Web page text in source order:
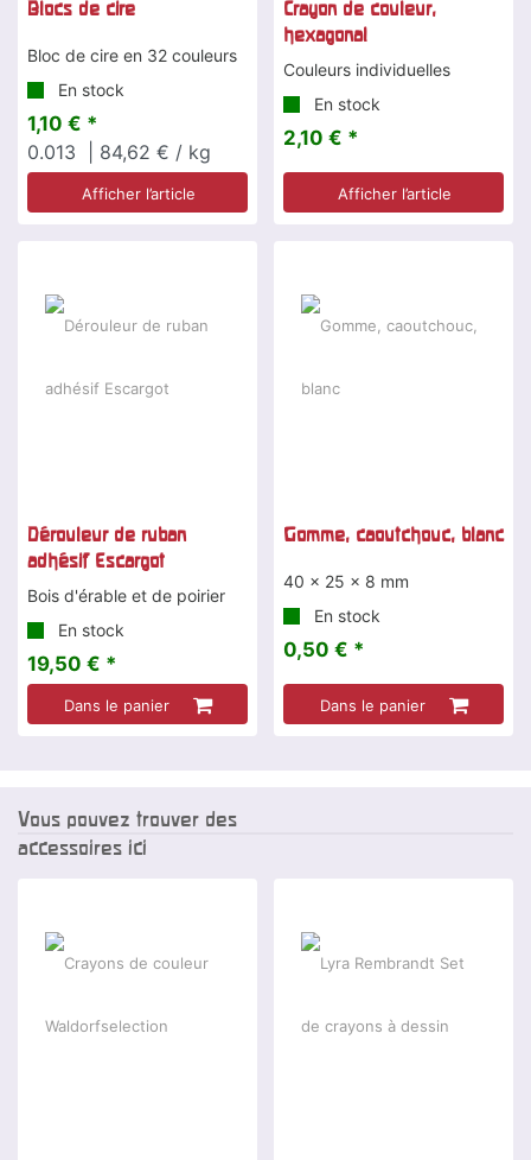
Blocs de cire
Bloc de cire en 32 couleurs
En stock
1,10 € *
0.013
| 84,62 € / kg
Afficher l’article
Crayon de couleur,
hexagonal
Couleurs individuelles
En stock
2,10 € *
Afficher l’article
Dérouleur de ruban
adhésif Escargot
Bois d'érable et de poirier
En stock
19,50 € *
Dans le panier
Gomme, caoutchouc, blanc
40 x 25 x 8 mm
En stock
0,50 € *
Dans le panier
Vous pouvez trouver des
accessoires ici